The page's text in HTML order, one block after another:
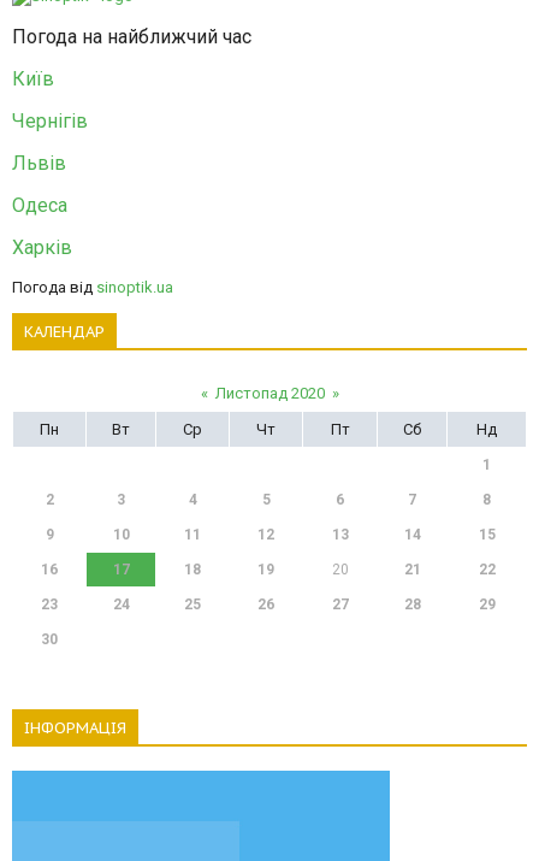
Погода на найближчий час
Київ
Чернігів
Львів
Одеса
Харків
Погода від sinoptik.ua
КАЛЕНДАР
« Листопад 2020 »
Пн
Вт Ср Чт Пт Сб Нд
1
2 3 4 5 6 7 8
9 10 11 12 13 14 15
16 17 18 19 20 21 22
23 24 25 26 27 28 29
30
ІНФОРМАЦІЯ